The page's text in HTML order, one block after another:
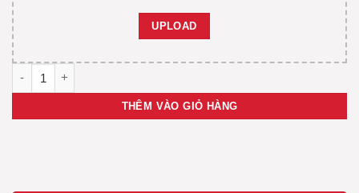
UPLOAD
Ảnh ép gỗ viền để bàn số lượng
THÊM VÀO GIỎ HÀNG